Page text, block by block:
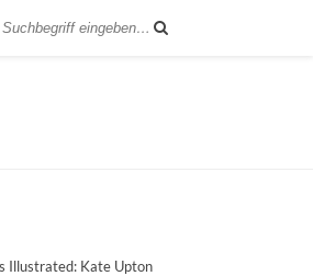
Illustrated: Kate Upton